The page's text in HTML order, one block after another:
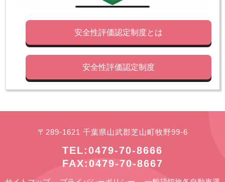
安全性評価認定制度とは
安全性評価認定制度
〒289-1621 千葉県山武郡芝山町牧野99-6
TEL:0479-70-8666
FAX:0479-70-8667